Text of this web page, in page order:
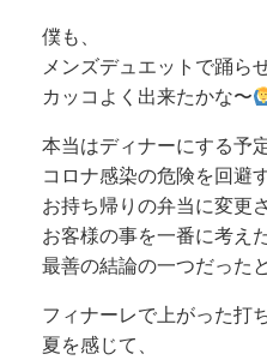
僕も、
メンズデュエットで踊ら
カッコよく出来たかな〜
本当はディナーにする予定
コロナ感染の危険を回避
お持ち帰りの弁当に変更
お客様の事を一番に考え
最善の結論の一つだった
フィナーレで上がった打
夏を感じて、